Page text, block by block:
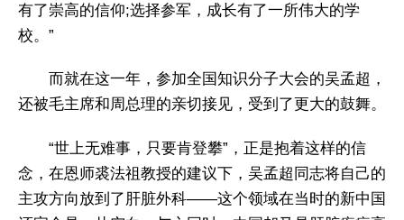
有了崇高的信仰;选择参军，成长有了一所伟大的学
校。”
而就在这一年，参加全国知识分子大会的吴孟超，
还被毛主席和周总理的亲切接见，受到了更大的鼓舞。
“世上无难事，只要肯登攀”，正是抱着这样的信
念，在恩师裘法祖教授的建议下，吴孟超同志将自己的
主攻方向放到了肝脏外科——这个领域在当时的新中国